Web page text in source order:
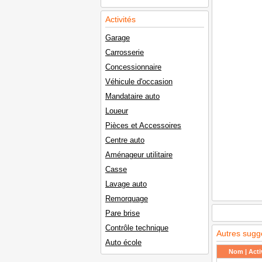
Activités
Garage
Carrosserie
Concessionnaire
Véhicule d'occasion
Mandataire auto
Loueur
Pièces et Accessoires
Centre auto
Aménageur utilitaire
Casse
Lavage auto
Remorquage
Pare brise
Contrôle technique
Auto école
Autres
Nom |